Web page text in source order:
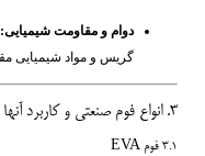
دوام و مقاومت شیمیایی:
گریس و مواد شیمیایی
۳.۱ فوم EVA